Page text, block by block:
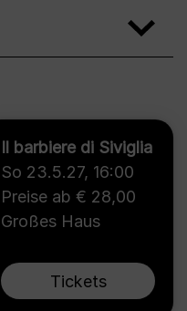
Il barbiere di Siviglia
So 23.5.27, 16:00
Preise ab € 28,00
Großes Haus
Tickets